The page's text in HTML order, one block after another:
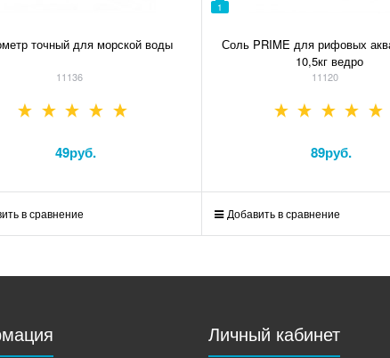
точный для морской воды
11136
49руб.
в сравнение
1
Соль PRIME для рифовых
10,5кг ведро
11120
89руб.
Добавить в сравнение
Личный кабинет